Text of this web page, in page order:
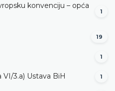
konvenciju – opća
1
19
1
3.а) Ustava BiH 1